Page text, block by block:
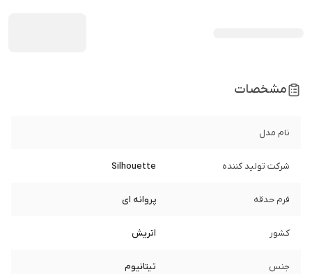
مشخصات
نام مدل
شرکت تولید کننده Silhouette
فرم حدقه پروانه ای
کشور اتریش
جنس تیتانیوم